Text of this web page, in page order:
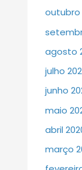
outubro
agosto
julho
junho
maio
abril
março